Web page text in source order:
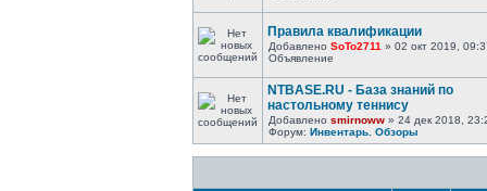
Правила квалификации
Добавлено SoTo2711 » 02 окт 2019,
Объявление
NTBASE.RU - База знаний по
настольному теннису
Добавлено smirnoww » 24 дек 2018,
Форум: Инвентарь. Обзоры